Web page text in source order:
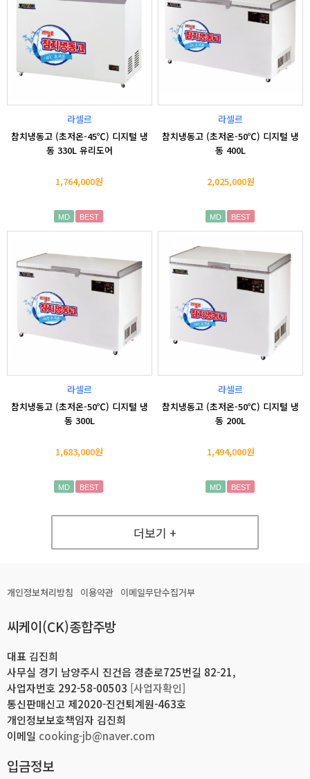
라셀르
참치냉동고 (초저온-45℃) 디지털 냉
동 330L 유리도어
1,764,000원
MD BEST
라셀르
참치냉동고 (초저온-50℃) 디지털 냉
동 400L
2,025,000원
MD BEST
라셀르
참치냉동고 (초저온-50℃) 디지털 냉
동 300L
1,683,000원
MD BEST
라셀르
참치냉동고 (초저온-50℃) 디지털 냉
동 200L
1,494,000원
MD BEST
더보기 +
개인정보처리방침 이용약관 이메일무단수집거부
씨케이(CK)종합주방
대표 김진희
사무실 경기 남양주시 진건읍 경춘로725번길 82-21,
사업자번호 292-58-00503 [사업자확인]
통신판매신고 제2020-진건퇴계원-463호
개인정보보호책임자 김진희
이메일 cooking-jb@naver.com
입금정보